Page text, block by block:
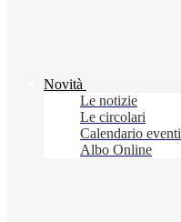
Novità
Le notizie
Le circolari
Calendario eventi
Albo Online